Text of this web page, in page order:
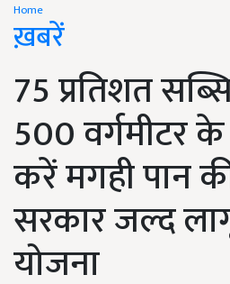
Home
ख़बरें
75 प्रतिशत
500 वर्गमीटर
करें मगही पान
सरकार जल्द
योजना